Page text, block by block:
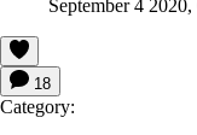
September 4
18
Category: